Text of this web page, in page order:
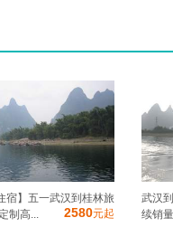
宿】五一武汉到桂林旅
制高...
2580元起
武汉
续销